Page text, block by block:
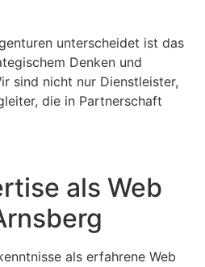
unterscheidet ist das
Denken und
sind nicht nur Dienstleister,
die in Partnerschaft
als Web
als erfahrene Web